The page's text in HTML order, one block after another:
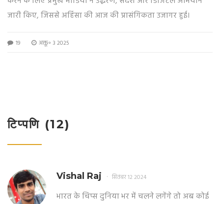
जारी किए, जिससे अहिंसा की आज की प्रासंगिकता उजागर हुई।
19 अक्तू॰ 3 2025
टिप्पणि (12)
Vishal Raj सितंबर 12 2024
भारत के चिप्स दुनिया भर में चलने लगेंगे तो अब कोई